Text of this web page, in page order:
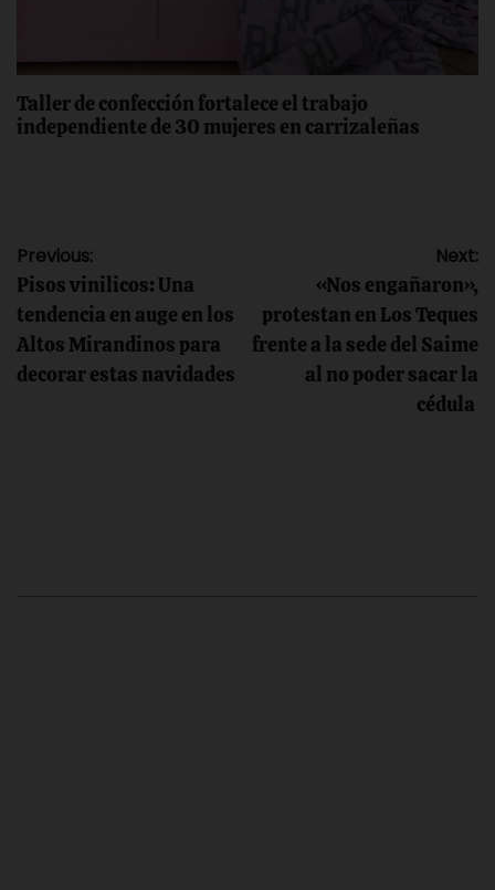
Taller de confección fortalece el trabajo
independiente de 30 mujeres en carrizaleñas
Navegación
de
entradas
Previous:
Pisos vinilicos: Una
tendencia en auge en los
Altos Mirandinos para
decorar estas navidades
Next:
«Nos engañaron»,
protestan en Los Teques
frente a la sede del Saime
al no poder sacar la
cédula